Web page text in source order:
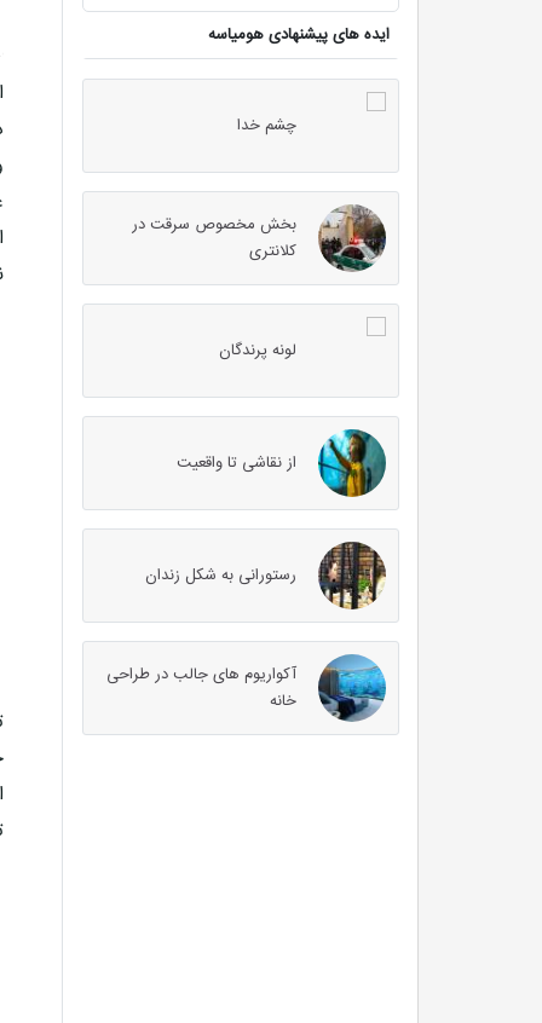
ایده های پیشنهادی هومیاسه
چشم خدا
بخش مخصوص سرقت در
کلانتری
لونه پرندگان
از نقاشی تا واقعیت
رستورانی به شکل زندان
آکواریوم های جالب در طراحی
خانه